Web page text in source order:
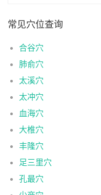
常见穴位查询
合谷穴
肺俞穴
太溪穴
太冲穴
血海穴
大椎穴
丰隆穴
足三里穴
孔最穴